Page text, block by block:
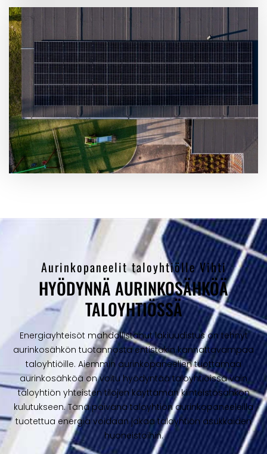
Aurinkopaneelit taloyhtiölle Vihti
HYÖDYNNÄ AURINKOSÄHKÖÄ
TALOYHTIÖSSÄ
Energiayhteisöt mahdollistanut lakiuudistus on tehnyt
aurinkosähkön tuotannosta entistäkin kannattavampaa
taloyhtiöille. Aiemmin aurinkopaneelien tuottamaa
aurinkosähköä on voitu hyödyntää taloyhtiöissä vain
taloyhtiön yhteisten tilojen käyttämän kiinteistösähkön
kulutukseen. Tänä päivänä taloyhtiön aurinkopaneeleilla
tuotettua energia voidaan jakaa taloyhtiön asukkaiden
huoneistoihin.